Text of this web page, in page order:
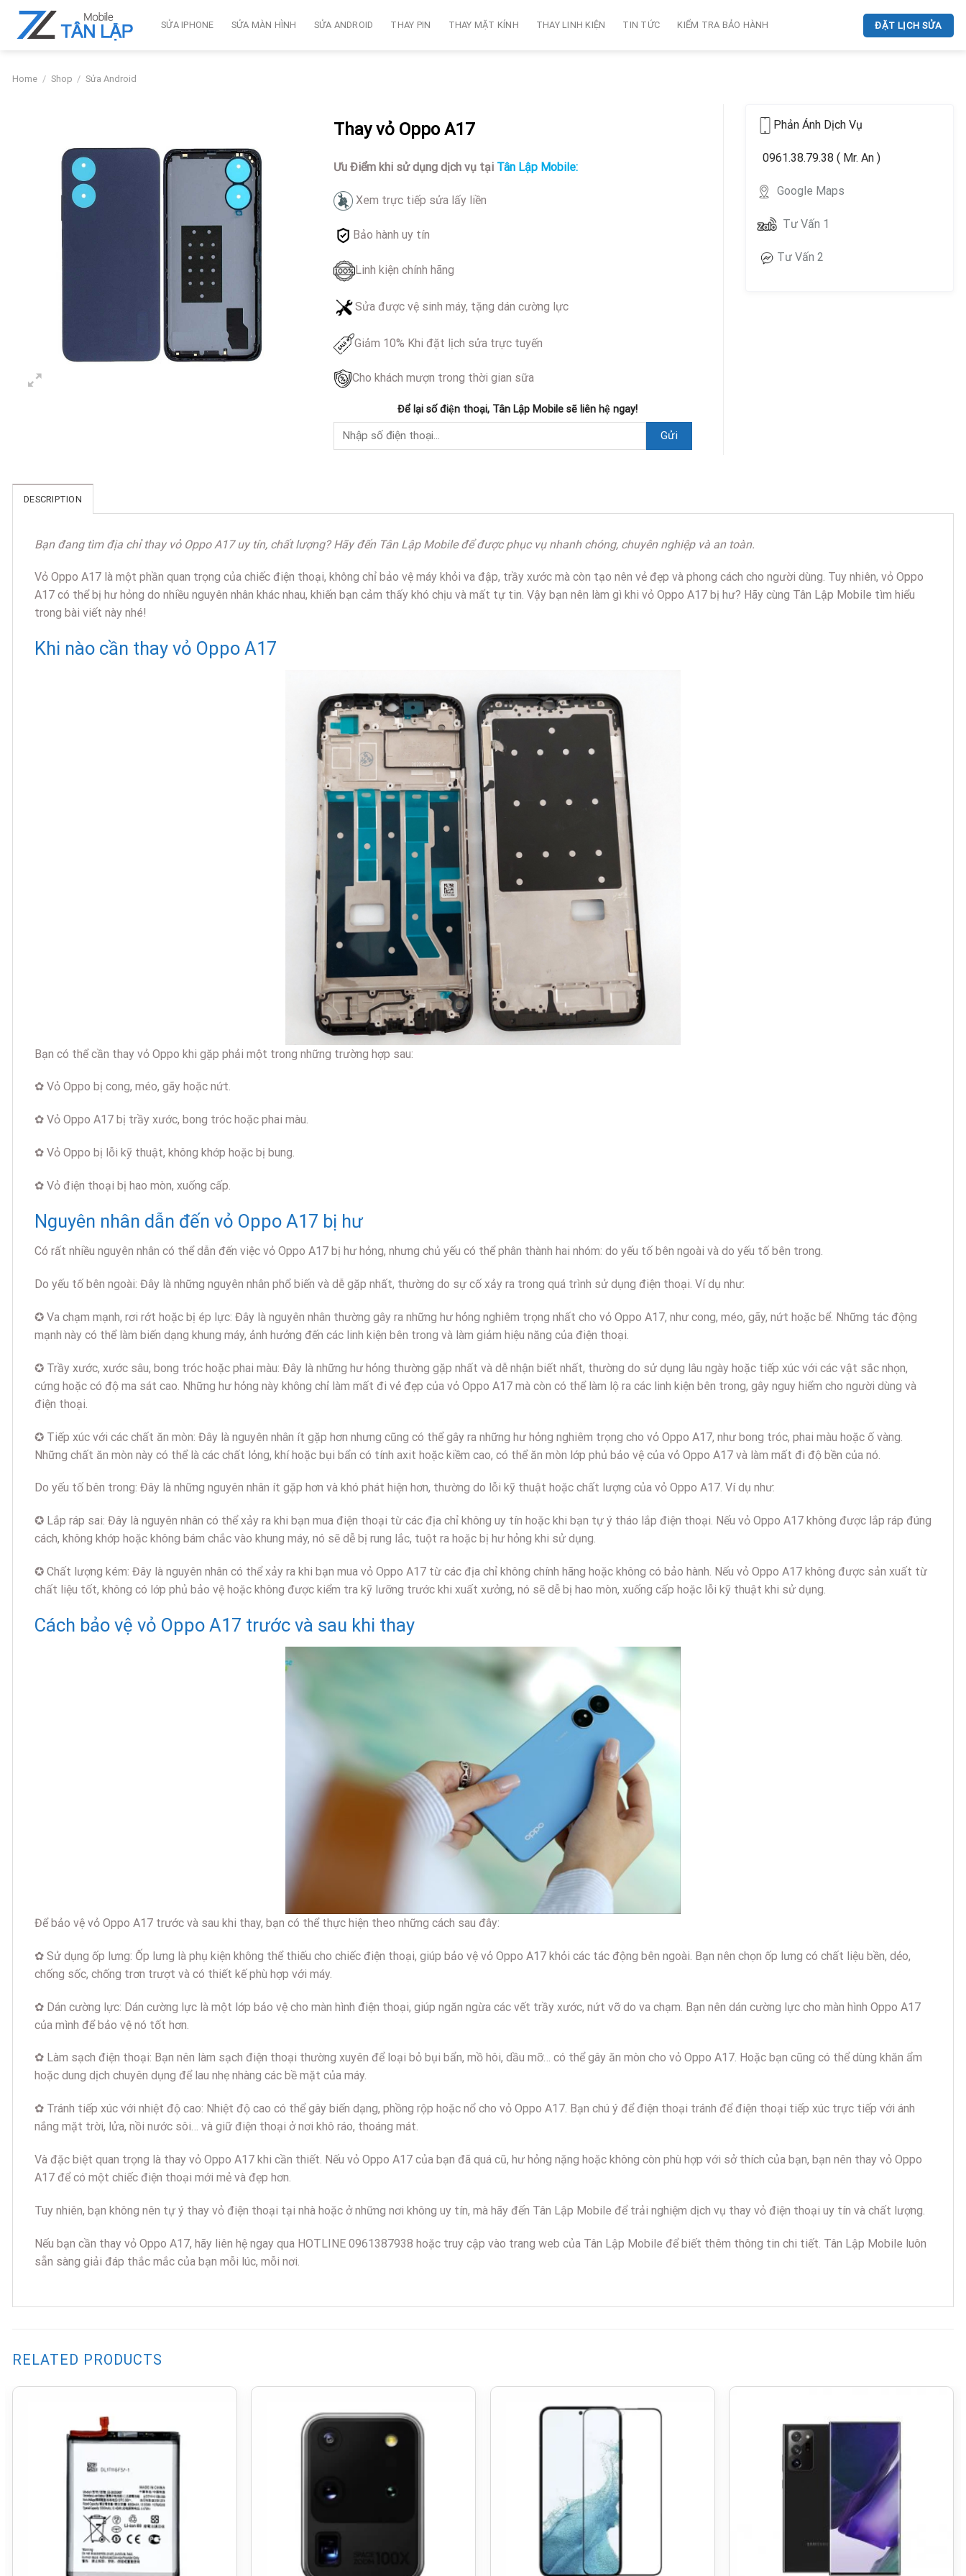
Skip
SỬA IPHONE SỬA MÀN HÌNH SỬA ANDROID THAY PIN THAY MẶT KÍNH THAY LINH KIỆN TIN TỨC KIỂM TRA BẢO HÀNH ĐẶT LỊCH SỬA
Home / Shop / Sửa Android
Thay vỏ Oppo A17
Ưu Điểm khi sử dụng dịch vụ tại Tân Lập Mobile:
Xem trực tiếp sửa lấy liền
Bảo hành uy tín
Linh kiện chính hãng
Sửa được vệ sinh máy, tặng dán cường lực
Giảm 10% Khi đặt lịch sửa trực tuyến
Cho khách mượn trong thời gian sữa
Để lại số điện thoại, Tân Lập Mobile sẽ liên hệ ngay!
Phản Ánh Dịch Vụ
0961.38.79.38 ( Mr. An )
Google Maps
Tư Vấn 1
Tư Vấn 2
DESCRIPTION
Bạn đang tìm địa chỉ thay vỏ Oppo A17 uy tín, chất lượng? Hãy đến Tân Lập Mobile để được phục vụ nhanh chóng, chuyên nghiệp và an toàn.
Vỏ Oppo A17 là một phần quan trọng của chiếc điện thoại, không chỉ bảo vệ máy khỏi va đập, trầy xước mà còn tạo nên vẻ đẹp và phong cách cho người dùng. Tuy nhiên, vỏ Oppo
A17 có thể bị hư hỏng do nhiều nguyên nhân khác nhau, khiến bạn cảm thấy khó chịu và mất tự tin. Vậy bạn nên làm gì khi vỏ Oppo A17 bị hư? Hãy cùng Tân Lập Mobile tìm hiểu
trong bài viết này nhé!
Khi nào cần thay vỏ Oppo A17
Bạn có thể cần thay vỏ Oppo khi gặp phải một trong những trường hợp sau:
✿ Vỏ Oppo bị cong, méo, gãy hoặc nứt.
✿ Vỏ Oppo A17 bị trầy xước, bong tróc hoặc phai màu.
✿ Vỏ Oppo bị lỗi kỹ thuật, không khớp hoặc bị bung.
✿ Vỏ điện thoại bị hao mòn, xuống cấp.
Nguyên nhân dẫn đến vỏ Oppo A17 bị hư
Có rất nhiều nguyên nhân có thể dẫn đến việc vỏ Oppo A17 bị hư hỏng, nhưng chủ yếu có thể phân thành hai nhóm: do yếu tố bên ngoài và do yếu tố bên trong.
Do yếu tố bên ngoài: Đây là những nguyên nhân phổ biến và dễ gặp nhất, thường do sự cố xảy ra trong quá trình sử dụng điện thoại. Ví dụ như:
✪ Va chạm mạnh, rơi rớt hoặc bị ép lực: Đây là nguyên nhân thường gây ra những hư hỏng nghiêm trọng nhất cho vỏ Oppo A17, như cong, méo, gãy, nứt hoặc bể. Những tác động
mạnh này có thể làm biến dạng khung máy, ảnh hưởng đến các linh kiện bên trong và làm giảm hiệu năng của điện thoại.
✪ Trầy xước, xước sâu, bong tróc hoặc phai màu: Đây là những hư hỏng thường gặp nhất và dễ nhận biết nhất, thường do sử dụng lâu ngày hoặc tiếp xúc với các vật sắc nhọn,
cứng hoặc có độ ma sát cao. Những hư hỏng này không chỉ làm mất đi vẻ đẹp của vỏ Oppo A17 mà còn có thể làm lộ ra các linh kiện bên trong, gây nguy hiểm cho người dùng và
điện thoại.
✪ Tiếp xúc với các chất ăn mòn: Đây là nguyên nhân ít gặp hơn nhưng cũng có thể gây ra những hư hỏng nghiêm trọng cho vỏ Oppo A17, như bong tróc, phai màu hoặc ố vàng.
Những chất ăn mòn này có thể là các chất lỏng, khí hoặc bụi bẩn có tính axit hoặc kiềm cao, có thể ăn mòn lớp phủ bảo vệ của vỏ Oppo A17 và làm mất đi độ bền của nó.
Do yếu tố bên trong: Đây là những nguyên nhân ít gặp hơn và khó phát hiện hơn, thường do lỗi kỹ thuật hoặc chất lượng của vỏ Oppo A17. Ví dụ như:
✪ Lắp ráp sai: Đây là nguyên nhân có thể xảy ra khi bạn mua điện thoại từ các địa chỉ không uy tín hoặc khi bạn tự ý tháo lắp điện thoại. Nếu vỏ Oppo A17 không được lắp ráp đúng
cách, không khớp hoặc không bám chắc vào khung máy, nó sẽ dễ bị rung lắc, tuột ra hoặc bị hư hỏng khi sử dụng.
✪ Chất lượng kém: Đây là nguyên nhân có thể xảy ra khi bạn mua vỏ Oppo A17 từ các địa chỉ không chính hãng hoặc không có bảo hành. Nếu vỏ Oppo A17 không được sản xuất từ
chất liệu tốt, không có lớp phủ bảo vệ hoặc không được kiểm tra kỹ lưỡng trước khi xuất xưởng, nó sẽ dễ bị hao mòn, xuống cấp hoặc lỗi kỹ thuật khi sử dụng.
Cách bảo vệ vỏ Oppo A17 trước và sau khi thay
Để bảo vệ vỏ Oppo A17 trước và sau khi thay, bạn có thể thực hiện theo những cách sau đây:
✿ Sử dụng ốp lưng: Ốp lưng là phụ kiện không thể thiếu cho chiếc điện thoại, giúp bảo vệ vỏ Oppo A17 khỏi các tác động bên ngoài. Bạn nên chọn ốp lưng có chất liệu bền, dẻo,
chống sốc, chống trơn trượt và có thiết kế phù hợp với máy.
✿ Dán cường lực: Dán cường lực là một lớp bảo vệ cho màn hình điện thoại, giúp ngăn ngừa các vết trầy xước, nứt vỡ do va chạm. Bạn nên dán cường lực cho màn hình Oppo A17
của mình để bảo vệ nó tốt hơn.
✿ Làm sạch điện thoại: Bạn nên làm sạch điện thoại thường xuyên để loại bỏ bụi bẩn, mồ hôi, dầu mỡ… có thể gây ăn mòn cho vỏ Oppo A17. Hoặc bạn cũng có thể dùng khăn ẩm
hoặc dung dịch chuyên dụng để lau nhẹ nhàng các bề mặt của máy.
✿ Tránh tiếp xúc với nhiệt độ cao: Nhiệt độ cao có thể gây biến dạng, phồng rộp hoặc nổ cho vỏ Oppo A17. Bạn chú ý để điện thoại tránh để điện thoại tiếp xúc trực tiếp với ánh
nắng mặt trời, lửa, nồi nước sôi… và giữ điện thoại ở nơi khô ráo, thoáng mát.
Và đặc biệt quan trọng là thay vỏ Oppo A17 khi cần thiết. Nếu vỏ Oppo A17 của bạn đã quá cũ, hư hỏng nặng hoặc không còn phù hợp với sở thích của bạn, bạn nên thay vỏ Oppo
A17 để có một chiếc điện thoại mới mẻ và đẹp hơn.
Tuy nhiên, bạn không nên tự ý thay vỏ điện thoại tại nhà hoặc ở những nơi không uy tín, mà hãy đến Tân Lập Mobile để trải nghiệm dịch vụ thay vỏ điện thoại uy tín và chất lượng.
Nếu bạn cần thay vỏ Oppo A17, hãy liên hệ ngay qua HOTLINE 0961387938 hoặc truy cập vào trang web của Tân Lập Mobile để biết thêm thông tin chi tiết. Tân Lập Mobile luôn
sẵn sàng giải đáp thắc mắc của bạn mỗi lúc, mỗi nơi.
RELATED PRODUCTS